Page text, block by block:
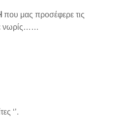
που μας προσέφερε τις
νωρίς……
‘’.